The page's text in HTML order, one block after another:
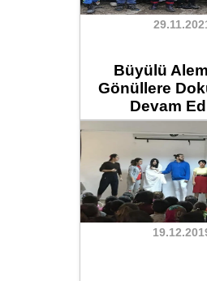
Büyülü
Gönüllere
Devam